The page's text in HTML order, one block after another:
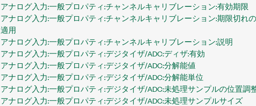
アナログ入力:一般プロパティ:チャンネルキャリブレーション:有効期限
アナログ入力:一般プロパティ:チャンネルキャリブレーション:期限切れ
適用
アナログ入力:一般プロパティ:チャンネルキャリブレーション:説明
アナログ入力:一般プロパティ:デジタイザ/ADC:ディザ:有効
アナログ入力:一般プロパティ:デジタイザ/ADC:分解能値
アナログ入力:一般プロパティ:デジタイザ/ADC:分解能単位
アナログ入力:一般プロパティ:デジタイザ/ADC:未処理サンプルの位置調
アナログ入力:一般プロパティ:デジタイザ/ADC:未処理サンプルサイズ